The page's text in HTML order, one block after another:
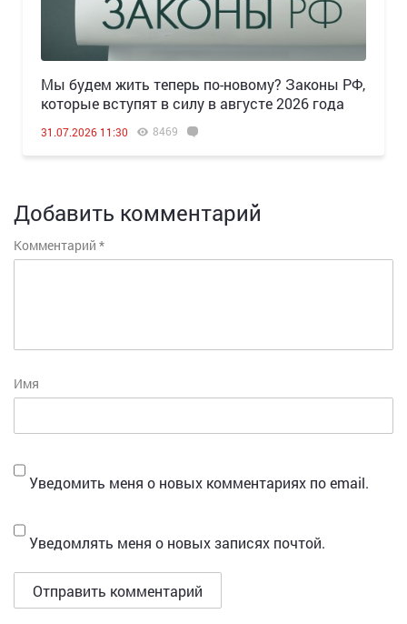
Мы будем жить теперь по-новому? Законы РФ,
которые вступят в силу в августе 2026 года
31.07.2026 11:30 8469
Добавить комментарий
Комментарий *
Имя
Уведомить меня о новых комментариях по email.
Уведомлять меня о новых записях почтой.